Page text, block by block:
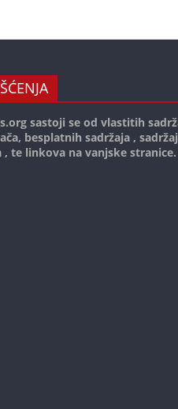
sastoji se od vlastitih
besplatnih sadržaja ,
te linkova na vanjske stranice.